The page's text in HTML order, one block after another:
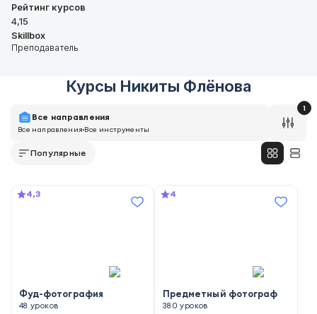
Рейтинг курсов
4,15
Skillbox
Преподаватель
Курсы Никиты Флёнова
Все направления
Все направленияВсе инструменты
1
Популярные
4,3
Фуд-фотография
48 уроков
4
Предметный фотограф
380 уроков